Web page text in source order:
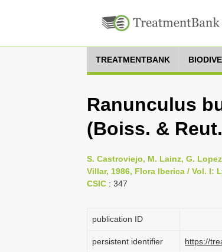
TREATMENTBANK
Ranunculus
(Boiss. &
S. Castroviejo, M. Lainz, G.
Villar, 1986, Flora Iberica / Vol. I:
CSIC : 347
publication ID
persistent identifier https://